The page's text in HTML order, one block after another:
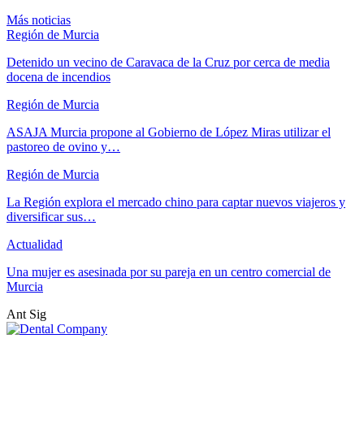
Más noticias
Región de Murcia
Detenido un vecino de Caravaca de la Cruz por cerca de media
docena de incendios
Región de Murcia
ASAJA Murcia propone al Gobierno de López Miras utilizar el
pastoreo de ovino y…
Región de Murcia
La Región explora el mercado chino para captar nuevos viajeros y
diversificar sus…
Actualidad
Una mujer es asesinada por su pareja en un centro comercial de
Murcia
Ant Sig